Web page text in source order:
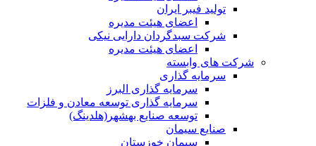
تولید فیبر ایران
اعضای هیئت مدیره
شرکت سبدگردان دارایی نیکی
اعضای هیئت مدیره
شرکت های وابسته
سرمایه گذاری
سرمایه گذاری البرز
سرمایه گذاری توسعه معادن و فلزات
توسعه‌ صنایع‌ بهشهر(هلدینگ)
صنایع سیمان
سیمان خوزستان